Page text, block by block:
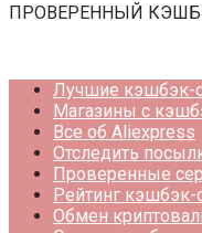
ПРОВЕРЕННЫЙ
Лучшие кэшбэк-
Магазины с
Все об Aliexpress
Отследить
Проверенные
Рейтинг кэшбэк-
Обмен